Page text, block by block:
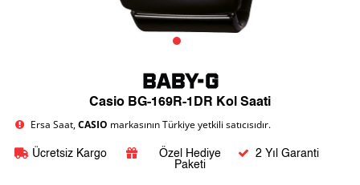
Casio BG-169R-1DR Kol Saati
Ersa Saat,CASIO markasının Türkiye yetkili satıcısıdır.
Ücretsiz Kargo
Özel Hediye
Paketi
2 Yıl Garanti